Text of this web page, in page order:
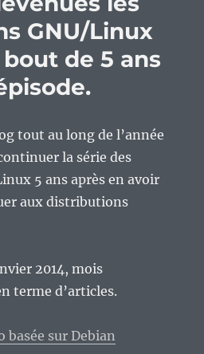
milieu
semaine…
GNU/Linux
bout de 5 ans
tout au long de l’année
la série des
5 ans après en avoir
aux distributions
2014, mois
terme d’articles.
basée sur Debian